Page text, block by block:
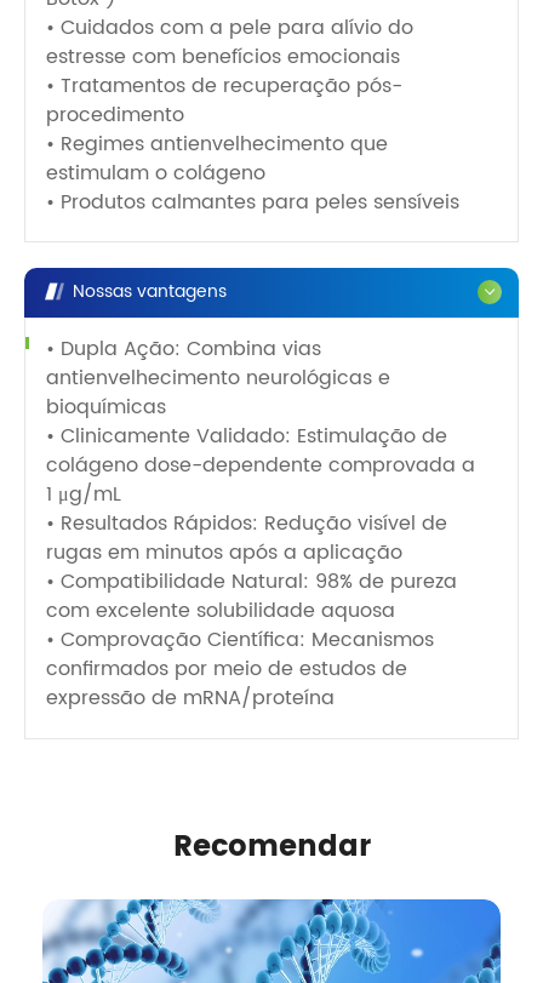
• Cuidados com a pele para alívio do
estresse com benefícios emocionais
• Tratamentos de recuperação pós-
procedimento
• Regimes antienvelhecimento que
estimulam o colágeno
• Produtos calmantes para peles sensíveis
Nossas vantagens
• Dupla Ação: Combina vias
antienvelhecimento neurológicas e
bioquímicas
• Clinicamente Validado: Estimulação de
colágeno dose-dependente comprovada a
1 μg/mL
• Resultados Rápidos: Redução visível de
rugas em minutos após a aplicação
• Compatibilidade Natural: 98% de pureza
com excelente solubilidade aquosa
• Comprovação Científica: Mecanismos
confirmados por meio de estudos de
expressão de mRNA/proteína
Recomendar